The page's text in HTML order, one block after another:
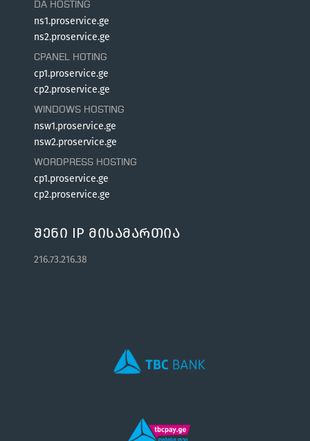
DA HOSTING
ns1.proservice.ge
ns2.proservice.ge
CPANEL HOTING
cp1.proservice.ge
cp2.proservice.ge
WINDOWS HOSTING
nsw1.proservice.ge
nsw2.proservice.ge
WORDPRESS HOSTING
cp1.proservice.ge
cp2.proservice.ge
Შენი IP Მისამართია
216.73.216.38